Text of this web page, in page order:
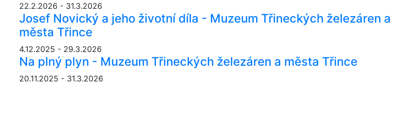
22.2.2026 - 31.3.2026
Josef Novický a jeho životní díla - Muzeum Třineckých železáren a
města Třince
4.12.2025 - 29.3.2026
Na plný plyn - Muzeum Třineckých železáren a města Třince
20.11.2025 - 31.3.2026